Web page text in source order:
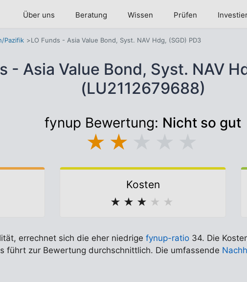
Über uns Beratung Wissen Prüfen
Pazifik LO Funds - Asia Value Bond, Syst. NAV Hdg, (SGD) PD3
- Asia Value Bond, Syst. NAV
(LU2112679688)
fynup Bewertung: Nicht so gut
★ ★
Kosten
★ ★ ★ ★ ★
errechnet sich die eher niedrige fynup-ratio 34. Die
führt zur Bewertung durchschnittlich. Die umfassende